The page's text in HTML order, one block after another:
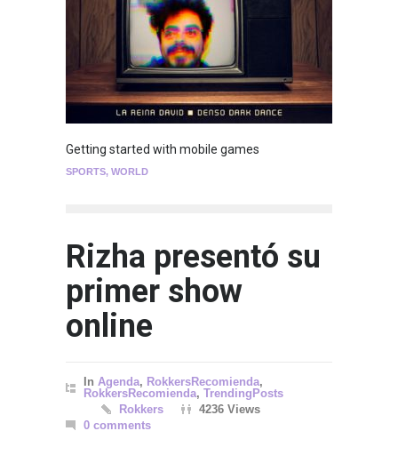
Getting started with mobile games
SPORTS, WORLD
Rizha presentó su
primer show
online
In Agenda, RokkersRecomienda,
RokkersRecomienda, TrendingPosts
Rokkers
4236 Views
0 comments